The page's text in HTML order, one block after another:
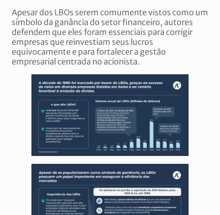
Apesar dos LBOs serem comumente vistos como um
símbolo da ganância do setor financeiro, autores
defendem que eles foram essenciais para corrigir
empresas que reinvestiam seus lucros
equivocamente e para fortalecer a gestão
empresarial centrada no acionista.